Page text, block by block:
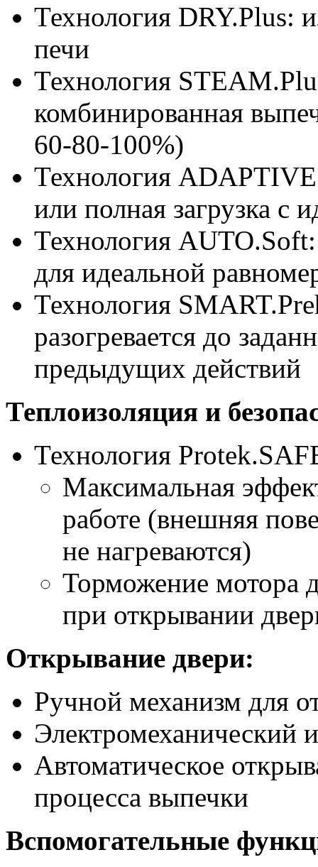
Технология DRY.Plus:
печи
Технология
комбинированная
60-80-100%)
Технология
или полная загрузка с
Технология
для идеальной
Технология
разогревается до
предыдущих действий
Теплоизоляция и
Технология
Максимальная
работе (внешняя
не нагреваются)
Торможение мотора
при открывании
Открывание двери:
Ручной механизм для
Электромеханический
Автоматическое
процесса выпечки
Вспомогательные